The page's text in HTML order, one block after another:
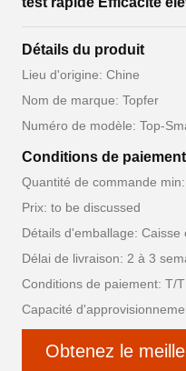
Détails du produit
Lieu d'origine: Chine
Nom de marque: Topfer
Numéro de modèle: Top-
Conditions de
Quantité de commande
Prix: to be discussed
Détails d'emballage: Caisse
Délai de livraison: 2 à 3
Conditions de paiement: T/T
Capacité
Obtenez le